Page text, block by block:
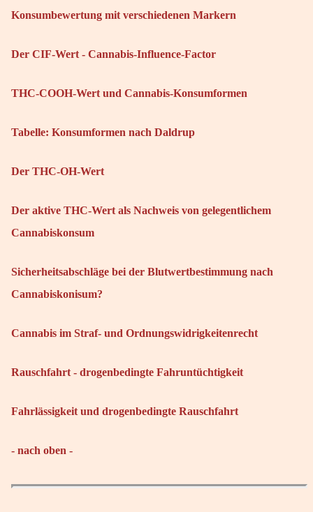
Konsumbewertung mit verschiedenen Markern
Der CIF-Wert - Cannabis-Influence-Factor
THC-COOH-Wert und Cannabis-Konsumformen
Tabelle: Konsumformen nach Daldrup
Der THC-OH-Wert
Der aktive THC-Wert als Nachweis von gelegentlichem
Cannabiskonsum
Sicherheitsabschläge bei der Blutwertbestimmung nach
Cannabiskonisum?
Cannabis im Straf- und Ordnungswidrigkeitenrecht
Rauschfahrt - drogenbedingte Fahruntüchtigkeit
Fahrlässigkeit und drogenbedingte Rauschfahrt
- nach oben -